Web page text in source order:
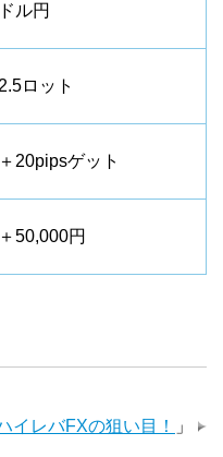
ドル円
2.5ロット
＋20pipsゲット
＋50,000円
イレバFXの狙い目！ 」